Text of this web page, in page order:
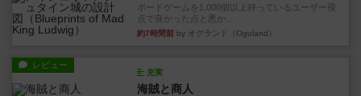
ボードゲームを1,000個以上持っているユーザー視
点で良かった点と悪か...
約7時間前 by オグランド（Oguland）
レビュー
充実
海賊と商人